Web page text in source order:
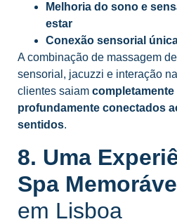
Melhoria do sono e
estar
Conexão sensorial
A combinação de massagem
sensorial, jacuzzi e interação
clientes saiam
profundamente conectados
sentidos.
8. Uma
Spa
em Lisboa